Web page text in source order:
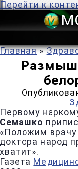
Перейти к
Главная »
Первому
Семашко
«Положим врачу
доктора народ
хватит».
Газета